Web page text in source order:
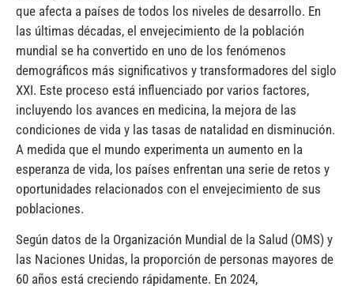
que afecta a países de todos los niveles de desarrollo. En
las últimas décadas, el envejecimiento de la población
mundial se ha convertido en uno de los fenómenos
demográficos más significativos y transformadores del siglo
XXI. Este proceso está influenciado por varios factores,
incluyendo los avances en medicina, la mejora de las
condiciones de vida y las tasas de natalidad en disminución.
A medida que el mundo experimenta un aumento en la
esperanza de vida, los países enfrentan una serie de retos y
oportunidades relacionados con el envejecimiento de sus
poblaciones.
Según datos de la Organización Mundial de la Salud (OMS) y
las Naciones Unidas, la proporción de personas mayores de
60 años está creciendo rápidamente. En 2024,